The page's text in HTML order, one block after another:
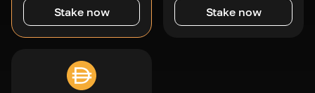
Stake now Stake now